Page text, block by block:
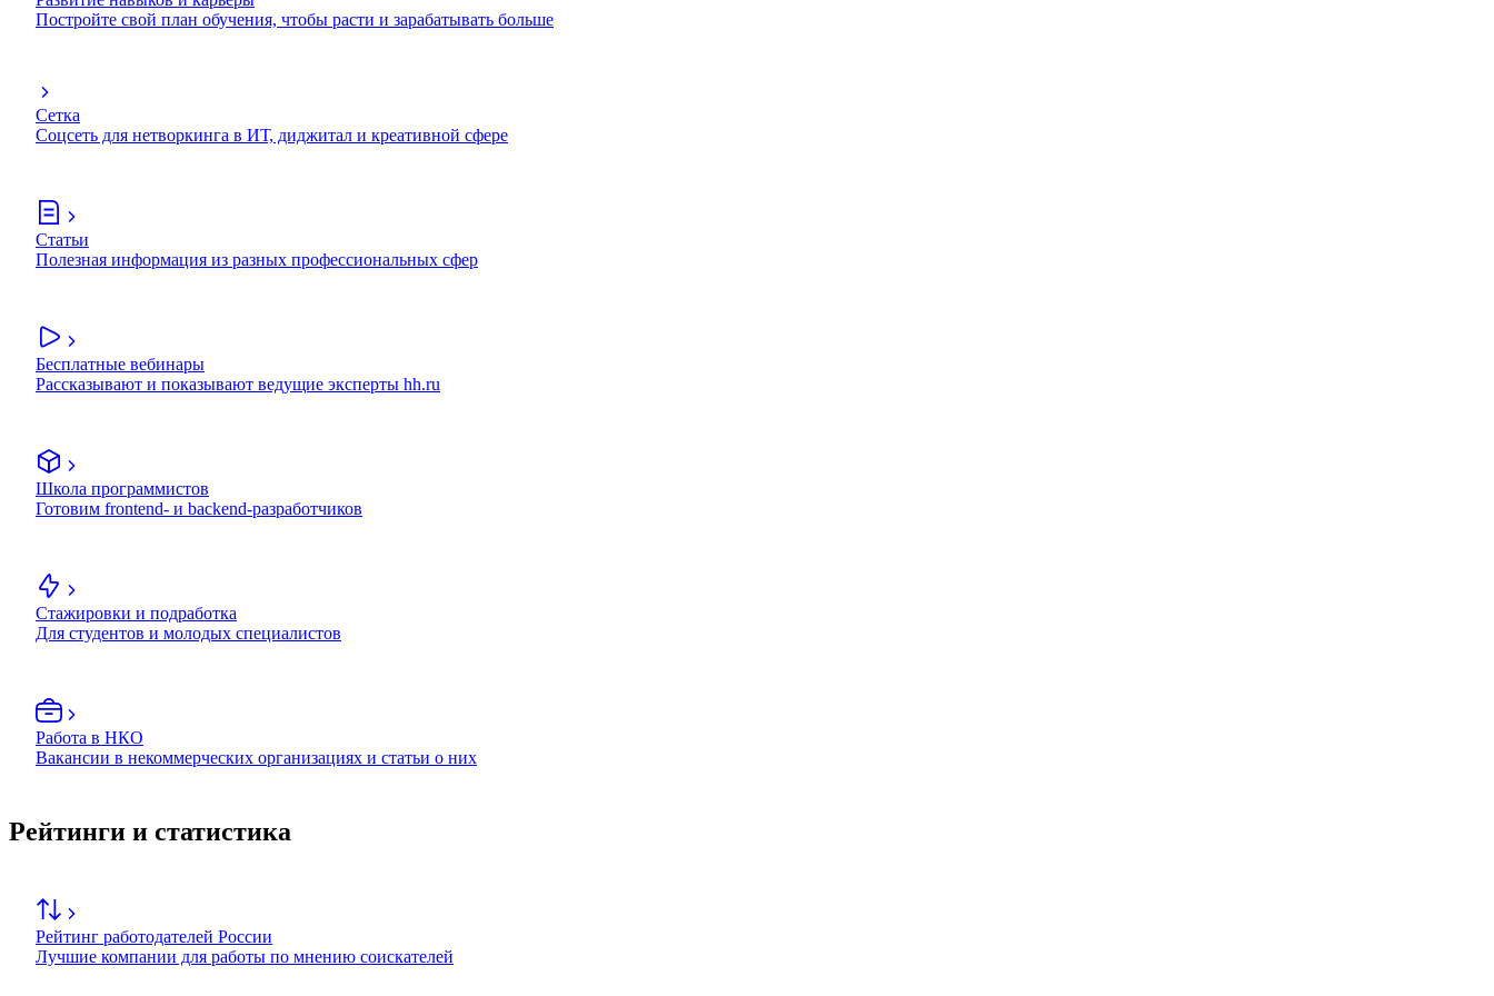
Постройте свой план обучения, чтобы расти и зарабатывать больше
Сетка
Соцсеть для нетворкинга в ИТ, диджитал и креативной сфере
Статьи
Полезная информация из разных профессиональных сфер
Бесплатные вебинары
Рассказывают и показывают ведущие эксперты hh.ru
Школа программистов
Готовим frontend- и backend-разработчиков
Стажировки и подработка
Для студентов и молодых специалистов
Работа в НКО
Вакансии в некоммерческих организациях и статьи о них
Рейтинги и статистика
Рейтинг работодателей России
Лучшие компании для работы по мнению соискателей